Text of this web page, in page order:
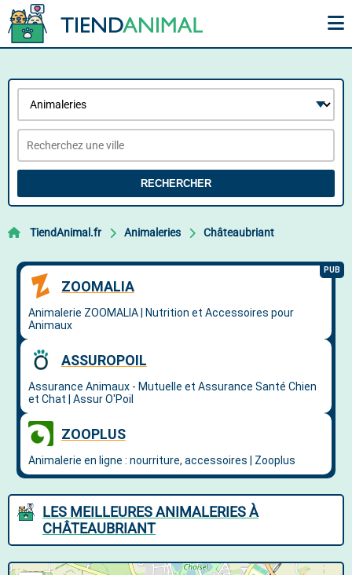
RECHERCHER
TiendAnimal.fr Animaleries Châteaubriant
LES MEILLEURES ANIMALERIES À
CHÂTEAUBRIANT